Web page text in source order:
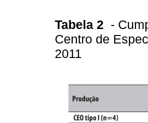
Tabela 2 -
Centro de
2011